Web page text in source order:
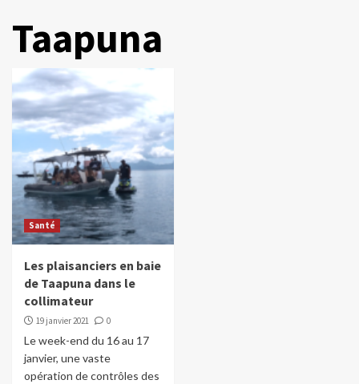
Taapuna
Santé
Les plaisanciers en baie
de Taapuna dans le
collimateur
19 janvier 2021 0
Le week-end du 16 au 17
janvier, une vaste
opération de contrôles des